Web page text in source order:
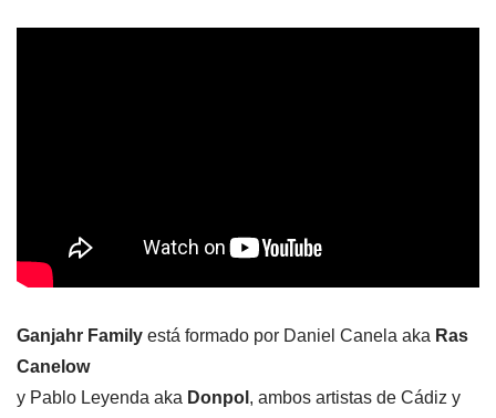
Ganjahr Family está formado por Daniel Canela aka Ras
Canelow
y Pablo Leyenda aka Donpol , ambos artistas de Cádiz y